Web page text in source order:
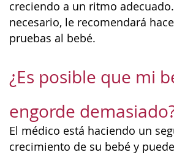
creciendo a un ritmo
necesario, le recomendará
pruebas al bebé.
¿Es posible que mi
engorde
El médico está haciendo un
crecimiento de su bebé y